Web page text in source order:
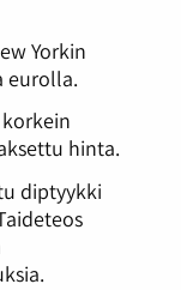
Yorkin
eurolla.
hinta.
diptyykki